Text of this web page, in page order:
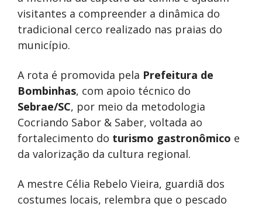
visitantes a compreender a dinâmica do
tradicional cerco realizado nas praias do
município.
A rota é promovida pela Prefeitura de
Bombinhas, com apoio técnico do
Sebrae/SC, por meio da metodologia
Cocriando Sabor & Saber, voltada ao
fortalecimento do turismo gastronômico e
da valorização da cultura regional.
A mestre Célia Rebelo Vieira, guardiã dos
costumes locais, relembra que o pescado